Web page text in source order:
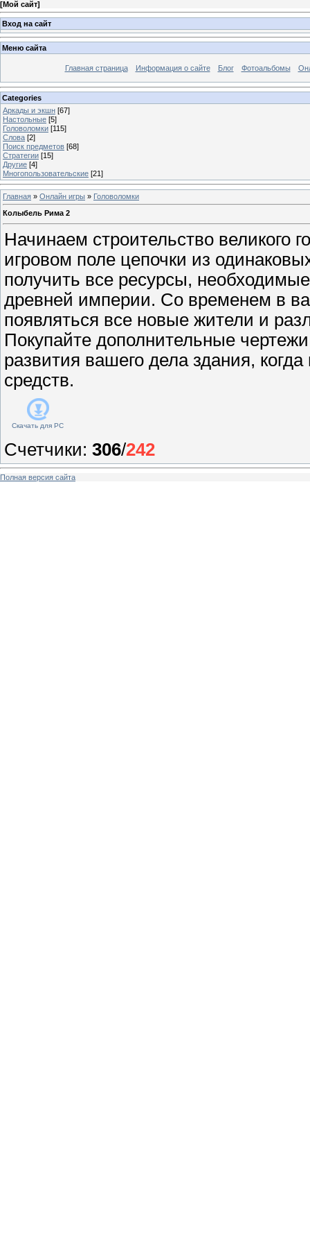
[Мой сайт]
Вход на сайт
Меню сайта
Главная страница Информация о сайте Блог Фотоальбомы
Categories
Аркады и экшн [67]
Настольные [5]
Головоломки [115]
Слова [2]
Поиск предметов [68]
Стратегии [15]
Другие [4]
Многопользовательские [21]
Главная » Онлайн игры » Головоломки
Колыбель Рима 2
Начинаем строительство великого
игровом поле цепочки из
получить все ресурсы,
древней империи. Со временем в
появляться все новые жители и
Покупайте дополнительные
развития вашего дела здания, когда
средств.
Скачать для PC
Счетчики: 306/242
Полная версия сайта